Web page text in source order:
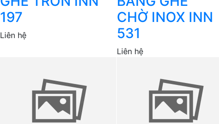
197
Liên hệ
CHỜ INOX INN
531
Liên hệ